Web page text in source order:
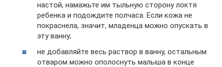
настой, намажьте им тыльную сторону локтя
ребенка и подождите полчаса. Если кожа не
покраснела, значит, младенца можно опускать в
эту ванну;
не добавляйте весь раствор в ванну, остальным
отваром можно ополоснуть малыша в конце